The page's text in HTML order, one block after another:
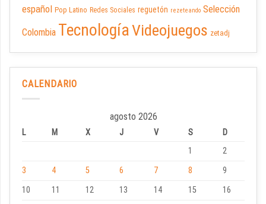
español Pop Latino Redes Sociales reguetón rezeteando Selección
Colombia TecnologíaVideojuegos zetadj
CALENDARIO
agosto 2026
L M X J V S
D
1
2
3
4 5 6 7 8
9
10
11 12 13 14 15
16